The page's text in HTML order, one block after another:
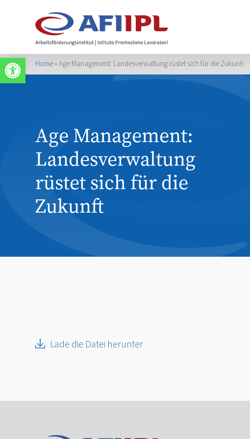
Werkzeugleiste öffnenHome»Age Management: Landesverwaltung rüstet sich für die Zukunft
Age Management:
Landesverwaltung
rüstet sich für die
Zukunft
Lade die Datei herunter